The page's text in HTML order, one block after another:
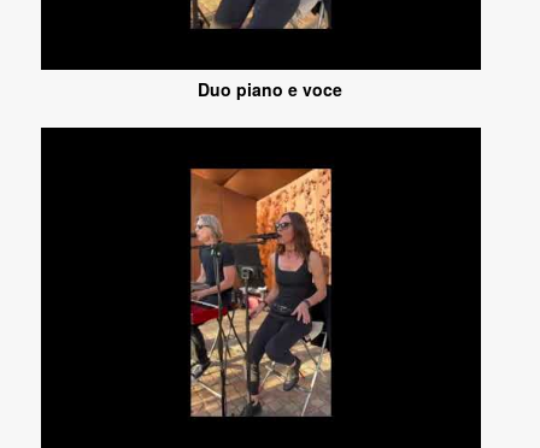
Duo piano e voce